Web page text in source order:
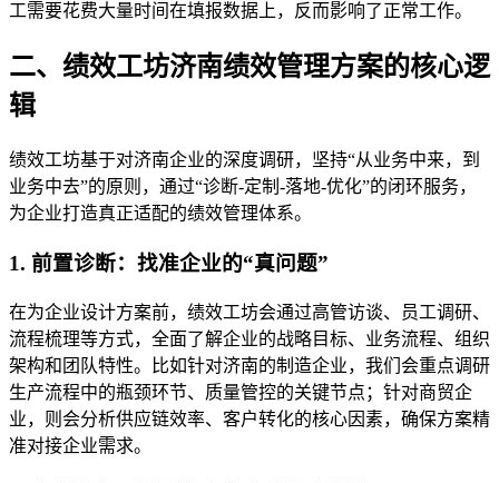
工需要花费大量时间在填报数据上，反而影响了正常工作。
二、绩效工坊济南绩效管理方案的核心逻
辑
绩效工坊基于对济南企业的深度调研，坚持“从业务中来，到
业务中去”的原则，通过“诊断-定制-落地-优化”的闭环服务，
为企业打造真正适配的绩效管理体系。
1. 前置诊断：找准企业的“真问题”
在为企业设计方案前，绩效工坊会通过高管访谈、员工调研、
流程梳理等方式，全面了解企业的战略目标、业务流程、组织
架构和团队特性。比如针对济南的制造企业，我们会重点调研
生产流程中的瓶颈环节、质量管控的关键节点；针对商贸企
业，则会分析供应链效率、客户转化的核心因素，确保方案精
准对接企业需求。